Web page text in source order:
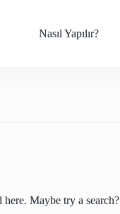
Nasıl Yapılır?
Maybe try a search?